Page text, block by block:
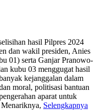
hasil Pilpres 2024
dan wakil presiden, Anies
01) serta Ganjar Pranowo-
kubu 03 menggugat hasil
kejanggalan dalam
moral, politisasi bantuan
aparat untuk
Menariknya, Selengkapnya